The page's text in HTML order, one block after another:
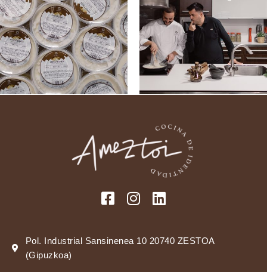
Pol. Industrial Sansinenea 10 20740 ZESTOA
(Gipuzkoa)